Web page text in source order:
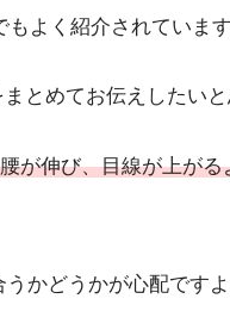
もよく紹介されていま
とめてお伝えしたい
が伸び、目線が上が
かどうかが心配です